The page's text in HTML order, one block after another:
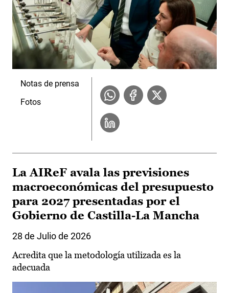
Notas de prensa
Fotos
La AIReF avala las previsiones
macroeconómicas del presupuesto
para 2027 presentadas por el
Gobierno de Castilla-La Mancha
28 de Julio de 2026
Acredita que la metodología utilizada es la
adecuada